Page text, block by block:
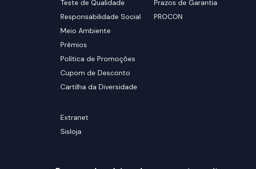
Teste de Qualidade
Responsabilidade Social
Meio Ambiente
Prêmios
Política de Promoções
Cupom de Desconto
Cartilha da Diversidade
Extranet
Sisloja
Prazos de Garantia
PROCON